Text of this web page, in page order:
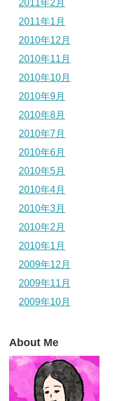
2011年2月
2011年1月
2010年12月
2010年11月
2010年10月
2010年9月
2010年8月
2010年7月
2010年6月
2010年5月
2010年4月
2010年3月
2010年2月
2010年1月
2009年12月
2009年11月
2009年10月
About Me